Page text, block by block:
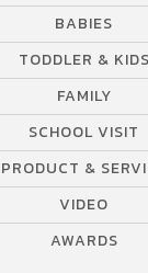
BABIES
TODDLER & KIDS
FAMILY
SCHOOL VISIT
PRODUCT &
VIDEO
AWARDS